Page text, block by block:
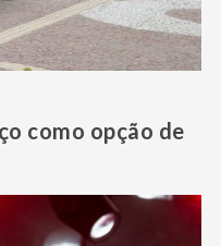
como opção de